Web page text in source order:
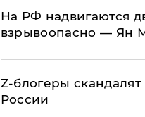
На РФ надвигаются
взрывоопасно — Ян
Z-блогеры
России